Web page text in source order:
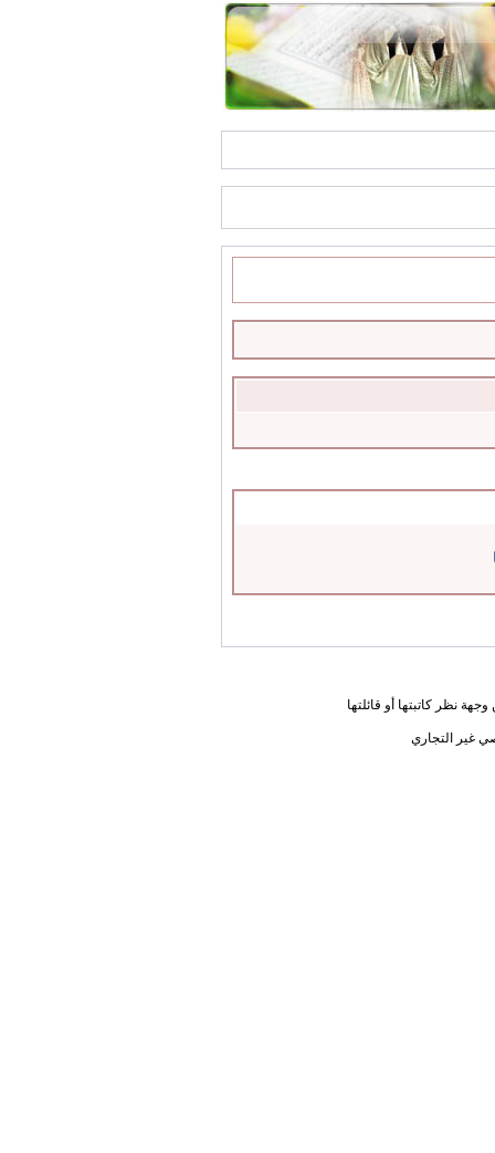
نظر كاتبتها أو قائلتها
غير التجاري